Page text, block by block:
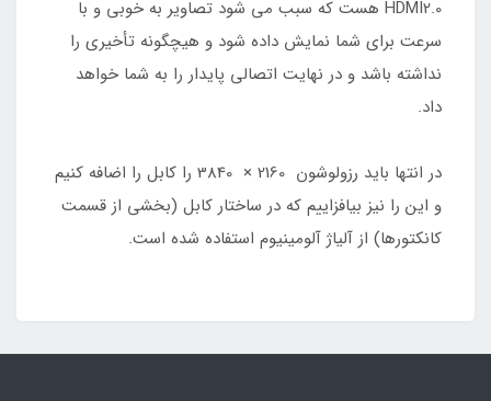
HDMI2.0 هست که سبب می شود تصاویر به خوبی و با
سرعت برای شما نمایش داده شود و هیچگونه تأخیری را
نداشته باشد و در نهایت اتصالی پایدار را به شما خواهد
داد.
در انتها باید رزولوشون 2160 × 3840 را کابل را اضافه کنیم
و این را نیز بیافزاییم که در ساختار کابل (بخشی از قسمت
کانکتورها) از آلیاژ آلومینیوم استفاده شده است.